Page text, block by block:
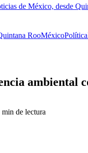
de México, desde
RooMéxicoPolítica
ambiental
min de lectura